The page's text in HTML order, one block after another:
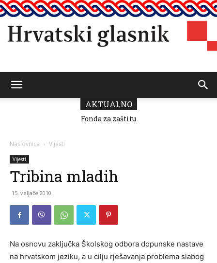
AKTUALNO
Fonda za zaštitu
2026.
Naslovnica Vijesti
Vijesti
Tribina mladih
15. veljače 2010.
Na osnovu zaključka Školskog odbora dopunske nastave
na hrvatskom jeziku, a u cilju rješavanja problema slabog